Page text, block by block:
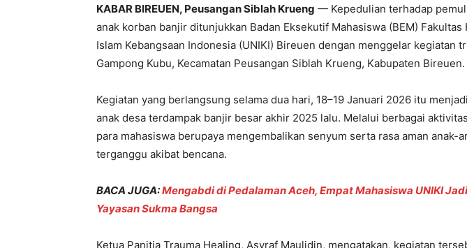
KABAR BIREUEN, Peusangan Siblah Krueng — Kepedulian terhadap
anak korban banjir ditunjukkan Badan Eksekutif Mahasiswa (BEM)
Islam Kebangsaan Indonesia (UNIKI) Bireuen dengan menggelar kegiatan
Gampong Kubu, Kecamatan Peusangan Siblah Krueng, Kabupaten Bireuen.
Kegiatan yang berlangsung selama dua hari, 18–19 Januari 2026 itu
anak desa terdampak banjir besar akhir 2025 lalu. Melalui berbagai
para mahasiswa berupaya mengembalikan senyum serta rasa aman anak-
terganggu akibat bencana.
BACA JUGA:Mengabdi di Pedalaman Aceh, Empat Mahasiswa UNIKI
Yayasan Sukma Bangsa
Ketua Panitia Trauma Healing, Asyraf Maulidin, mengatakan, kegiatan